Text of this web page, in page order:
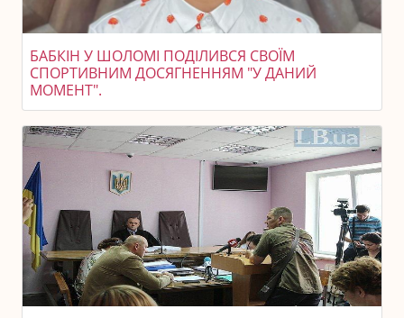
БАБКІН У ШОЛОМІ ПОДІЛИВСЯ СВОЇМ
СПОРТИВНИМ ДОСЯГНЕННЯМ "У ДАНИЙ
МОМЕНТ".